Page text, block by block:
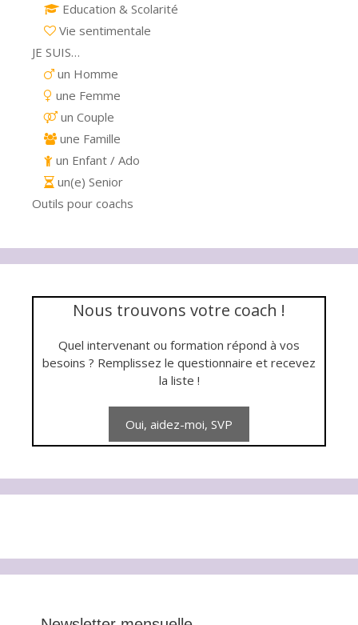
Education & Scolarité
Vie sentimentale
JE SUIS…
un Homme
une Femme
un Couple
une Famille
un Enfant / Ado
un(e) Senior
Outils pour coachs
Nous trouvons votre coach !
Quel intervenant ou formation répond à vos
besoins ? Remplissez le questionnaire et recevez
la liste !